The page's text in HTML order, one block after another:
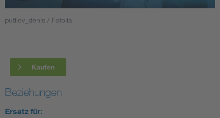
Smart Cities
Blitzschutz: DIN EN 62305 in der Übersicht
Circular Economy für mehr Ressourceneffizienz
putilov_denis / Fotolia
Kaufen
Beziehungen
Ersatz für: